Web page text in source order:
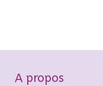
A propos